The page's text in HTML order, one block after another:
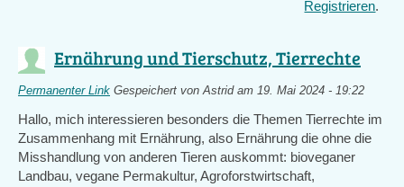
Registrieren.
Ernährung und Tierschutz, Tierrechte
Permanenter Link Gespeichert vonAstridam 19. Mai 2024 - 19:22
Hallo, mich interessieren besonders die Themen Tierrechte im
Zusammenhang mit Ernährung, also Ernährung die ohne die
Misshandlung von anderen Tieren auskommt: bioveganer
Landbau, vegane Permakultur, Agroforstwirtschaft,